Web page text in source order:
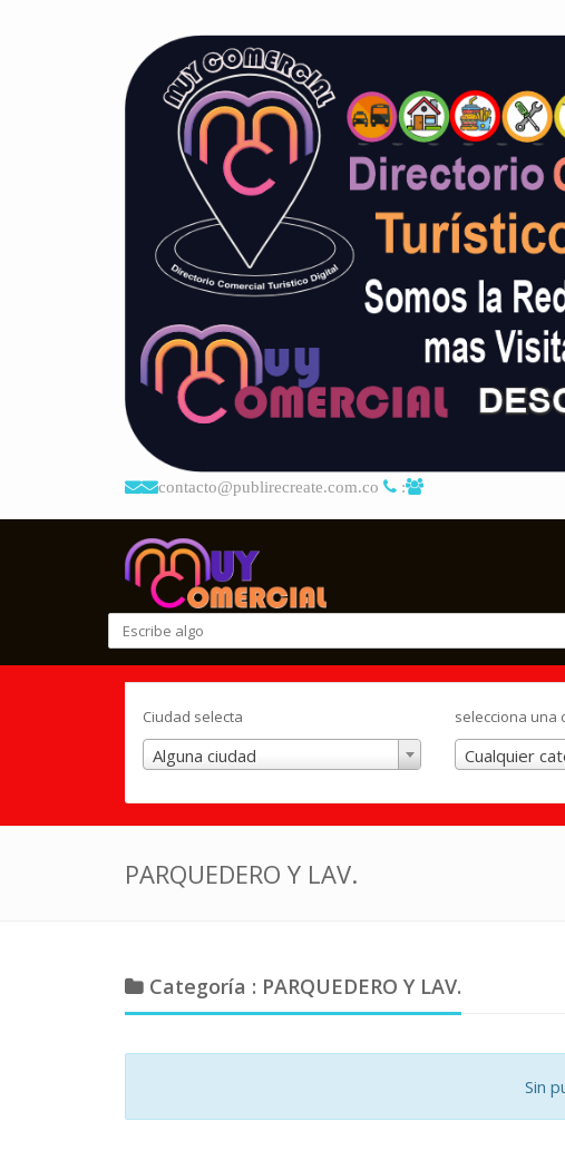
contacto@publirecreate.com.co :
Ciudad selecta
Alguna ciudad
selecciona una
Cualquier
PARQUEDERO Y LAV.
Categoría : PARQUEDERO Y LAV.
Sin